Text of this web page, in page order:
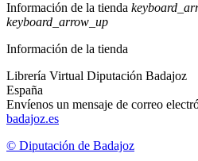
Información de la tienda
keyboard_arrow_up
Información de la tienda
Librería Virtual Diputación Badajoz
España
Envíenos un mensaje de correo
badajoz.es
© Diputación de Badajoz